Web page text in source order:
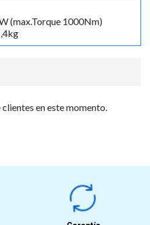
(max.Torque 1000Nm)
clientes en este momento.